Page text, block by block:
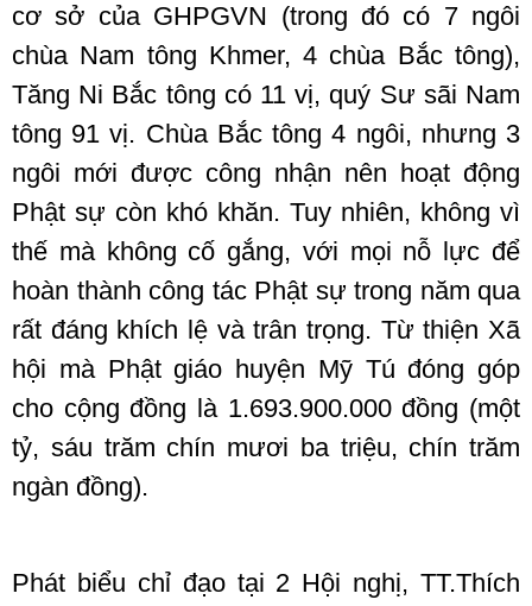
cơ sở của GHPGVN (trong đó có 7 ngôi
chùa Nam tông Khmer, 4 chùa Bắc tông),
Tăng Ni Bắc tông có 11 vị, quý Sư sãi Nam
tông 91 vị. Chùa Bắc tông 4 ngôi, nhưng 3
ngôi mới được công nhận nên hoạt động
Phật sự còn khó khăn. Tuy nhiên, không vì
thế mà không cố gắng, với mọi nỗ lực để
hoàn thành công tác Phật sự trong năm qua
rất đáng khích lệ và trân trọng. Từ thiện Xã
hội mà Phật giáo huyện Mỹ Tú đóng góp
cho cộng đồng là 1.693.900.000 đồng (một
tỷ, sáu trăm chín mươi ba triệu, chín trăm
ngàn đồng).
Phát biểu chỉ đạo tại 2 Hội nghị, TT.Thích